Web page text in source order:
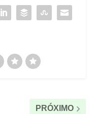
PRÓXIMO